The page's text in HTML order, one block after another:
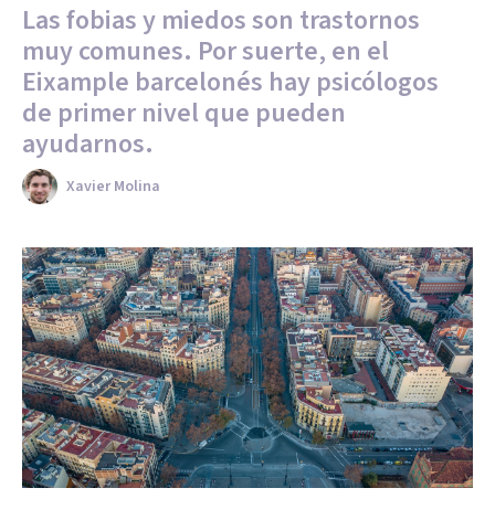
Las fobias y miedos son trastornos
muy comunes. Por suerte, en el
Eixample barcelonés hay psicólogos
de primer nivel que pueden
ayudarnos.
Xavier Molina